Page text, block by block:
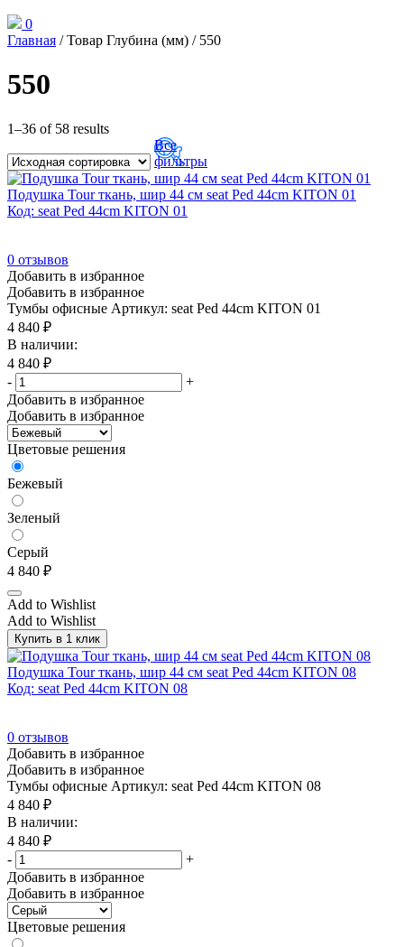
0
Главная / Товар Глубина (мм) / 550
550
В продаже(0)
Акация Лорка
Антрацит(714)
Антрацит/Металл серый (84)
Антрацит/Черный
Бежевый/Венге(2)
Бежевый/Орех
Бежевый/Полированный алюминий
Бежевый/Хром
Белый/Графит
Белый/Металл серый
Белый/Табак(24)
Белый/Хром(9)
Бук Артизан(53)
Васильковый(1)
Венге Цаво
Венге Цаво/Антрацит(33)
Венге Цаво/Белый
Венге Цаво/Металл серый
Венге/Хром
1–36 of 58 results
Все
фильтры
Подушка Tour ткань, шир 44 см seat Ped 44cm KITON 01
Код: seat Ped 44cm KITON 01
0 отзывов
Добавить в избранное
Добавить в избранное
Тумбы офисные Артикул: seat Ped 44cm KITON 01
4 840 ₽
В наличии:
4 840 ₽
-
+
Добавить в избранное
Добавить в избранное
Цветовые решения
Бежевый
Зеленый
Серый
4 840 ₽
Add to Wishlist
Add to Wishlist
Купить в 1 клик
Подушка Tour ткань, шир 44 см seat Ped 44cm KITON 08
Код: seat Ped 44cm KITON 08
0 отзывов
Добавить в избранное
Добавить в избранное
Тумбы офисные Артикул: seat Ped 44cm KITON 08
4 840 ₽
В наличии:
4 840 ₽
-
+
Добавить в избранное
Добавить в избранное
Цветовые решения